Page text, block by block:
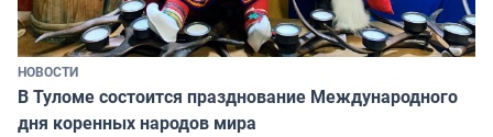
НОВОСТИ
В Туломе состоится празднование Международного
дня коренных народов мира